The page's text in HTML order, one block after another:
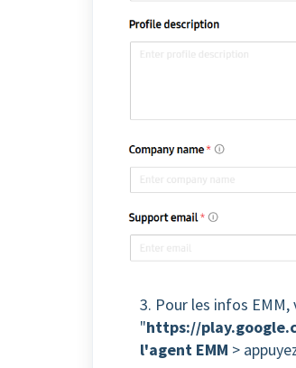
3. Pour les infos
"https://
l'agent EMM >